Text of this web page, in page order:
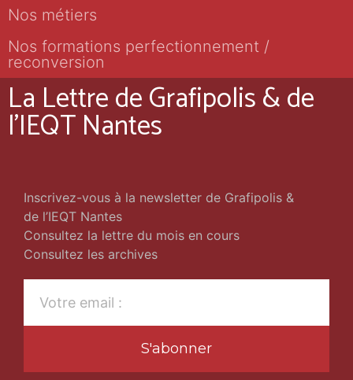
Nos métiers
Nos formations perfectionnement /
reconversion
La Lettre de Grafipolis & de
l'IEQT Nantes
Inscrivez-vous à la newsletter de Grafipolis &
de l’IEQT Nantes
Consultez la lettre du mois en cours
Consultez les archives
S'abonner